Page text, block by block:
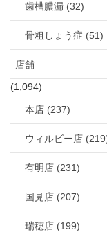
歯槽膿漏 (32)
骨粗しょう症 (51)
店舗
(1,094)
本店 (237)
ウィルビー店
有明店 (231)
国見店 (207)
瑞穂店 (199)